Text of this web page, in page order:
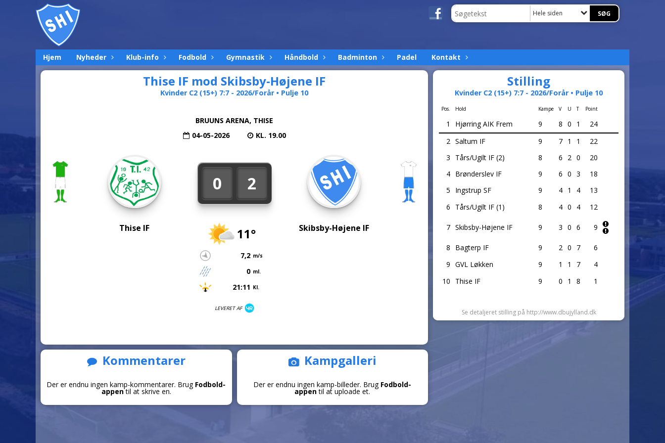
Hele siden
Hjem Nyheder Klub-info Fodbold Gymnastik Håndbold Badminton Padel Kontakt
Thise IF mod Skibsby-Højene IF
Kvinder C2 (15+) 7:7 - 2026/Forår • Pulje 10
BRUUNS ARENA, THISE
04-05-2026
KL. 19.00
Thise IF
0 2
11°
7,2 m/s
0 ml.
21:11 Kl.
LEVERET AF
Skibsby-Højene IF
Stilling
Kvinder C2 (15+) 7:7 - 2026/Forår • Pulje 10
Pos. Hold Kampe V U T Point
1 Hjørring AIK Frem 9 8 0 1
24
2 Saltum IF 9 7 1 1
22
3
Tårs/Ugilt IF (2) 8 6 2 0
20
4 Brønderslev IF 9 6 0 3
18
5
Ingstrup SF 9 4 1 4
13
6
Tårs/Ugilt IF (1) 8 4 0 4 12
7 Skibsby-Højene IF 9 3 0 6 9
8 Bagterp IF 9 2 0 7
6
9 GVL Løkken 9 1 1 7
4
10
Thise IF 9 0 1 8 1
Se detaljeret stilling på http://www.dbujylland.dk
Kommentarer
Der er endnu ingen kamp-kommentarer. Brug Fodbold-
appentil at skrive en.
Kampgalleri
Der er endnu ingen kamp-billeder. Brug Fodbold-
appentil at uploade et.